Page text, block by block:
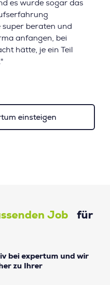
es wurde sogar das
super beraten und
anfangen, bei
hätte, je ein Teil
einsteigen
Job für
bei expertum und wir
zu Ihrer